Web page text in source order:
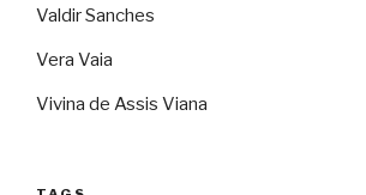
Valdir Sanches
Vera Vaia
Vivina de Assis Viana